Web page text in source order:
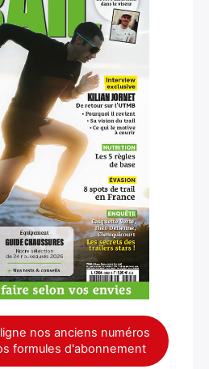
nos anciens numéros
formules d'abonnement